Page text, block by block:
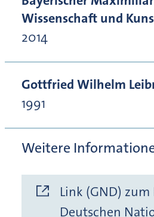
Wissenschaft und
2014
Gottfried Wilhelm
1991
Weitere
Link (GND)
Deutschen